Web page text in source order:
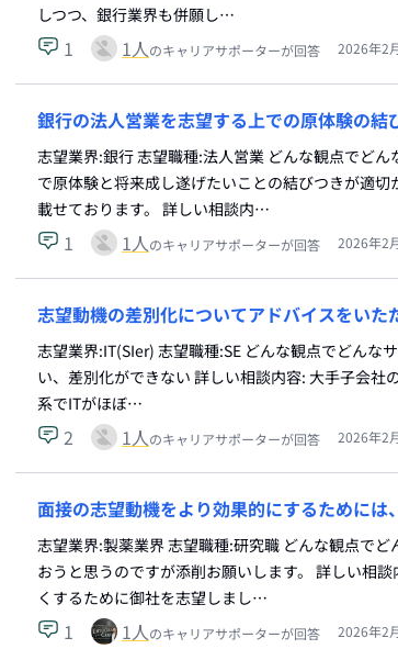
しつつ、銀行業界も併願し…
1 1人のキャリアサポーターが回答 2026年2
銀行の法人営業を志望する上での原体験の
志望業界:銀行 志望職種:法人営業 どんな観点でど
で原体験と将来成し遂げたいことの結びつきが適
載せております。 詳しい相談内…
1 1人のキャリアサポーターが回答 2026年2
志望動機の差別化についてアドバイスをいた
志望業界:IT(SIer) 志望職種:SE どんな観点でどんな
い、差別化ができない 詳しい相談内容: 大手子会
系でITがほぼ…
2 1人のキャリアサポーターが回答 2026年2
面接の志望動機をより効果的にするためには
志望業界:製薬業界 志望職種:研究職 どんな観点で
おうと思うのですが添削お願いします。 詳しい相
くするために御社を志望しまし…
1 1人のキャリアサポーターが回答 2026年2